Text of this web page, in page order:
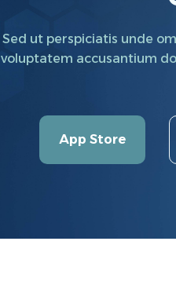
Sed ut perspiciatis unde
voluptatem accusantium
App Store